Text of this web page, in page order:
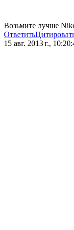
Возьмите лучше
Ответить
15 авг. 2013 г.,